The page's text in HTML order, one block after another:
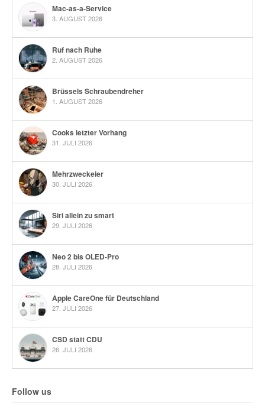
Mac-as-a-Service
3. AUGUST 2026
Ruf nach Ruhe
2. AUGUST 2026
Brüssels Schraubendreher
1. AUGUST 2026
Cooks letzter Vorhang
31. JULI 2026
Mehrzweckeier
30. JULI 2026
Siri allein zu smart
29. JULI 2026
Neo 2 bis OLED-Pro
28. JULI 2026
Apple CareOne für Deutschland
27. JULI 2026
CSD statt CDU
26. JULI 2026
Follow us